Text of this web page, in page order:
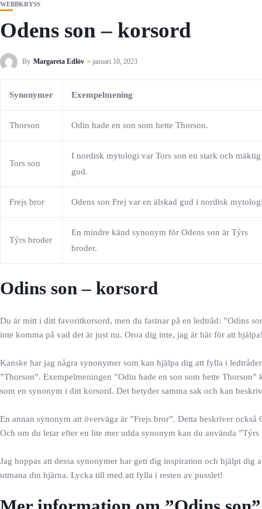
WEBBKRYSS
Odens son – korsord
By Margareta Edlöv januari 10, 2023
Synonymer Exempelmening
Thorson Odin hade en son som hette Thorson.
Tors son
I nordisk mytologi var Tors son en stark och mäktig
gud.
Frejs bror Odens son Frej var en älskad gud i nordisk
Týrs broder
En mindre känd synonym för Odens son är Týrs
broder.
Odins son – korsord
Du är mitt i ditt favoritkorsord, men du fastnar på en ledtråd: ”Odins
inte komma på vad det är just nu. Oroa dig inte, jag är här för att
Kanske har jag några synonymer som kan hjälpa dig att fylla i
”Thorson”. Exempelmeningen ”Odin hade en son som hette
som en synonym i ditt korsord. Det betyder samma sak och kan
En annan synonym att överväga är ”Frejs bror”. Detta beskriver
Och om du letar efter en lite mer udda synonym kan du använda
Jag hoppas att dessa synonymer har gett dig inspiration och hjälpt
utmana din hjärna. Lycka till med att fylla i resten av pusslet!